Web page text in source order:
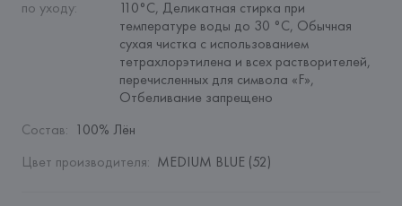
по уходу:
110°C, Деликатная стирка при
температуре воды до 30 °C, Обычная
сухая чистка с использованием
тетрахлорэтилена и всех растворителей,
перечисленных для символа «F»,
Отбеливание запрещено
Состав: 100% Лён
Цвет производителя: MEDIUM BLUE (52)